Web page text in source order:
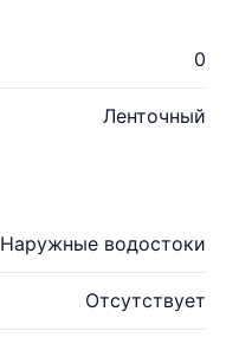
0
Ленточный
Наружные водостоки
Отсутствует